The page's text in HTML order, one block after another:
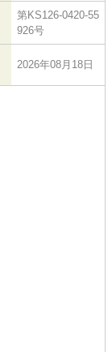
第KS126-0420-55
926号
2026年08月18日